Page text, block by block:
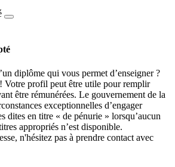
diplôme qui vous permet d’enseigner ?
Votre profil peut être utile pour remplir
être rémunérées. Le gouvernement de la
exceptionnelles d’engager
dites en titre « de pénurie » lorsqu’aucun
appropriés n’est disponible.
n'hésitez pas à prendre contact avec